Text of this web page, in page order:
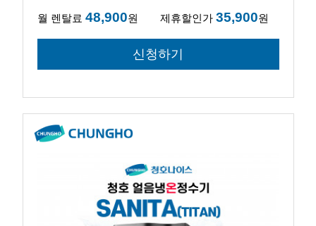
월 렌탈료 48,900원 제휴할인가35,900원